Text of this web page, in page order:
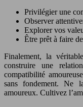
Privilégier une
Observer
Explorer vos
Être prêt à faire
Finalement, la
construire une
compatibilité
sans fondement. Ne
amoureux. Cultivez